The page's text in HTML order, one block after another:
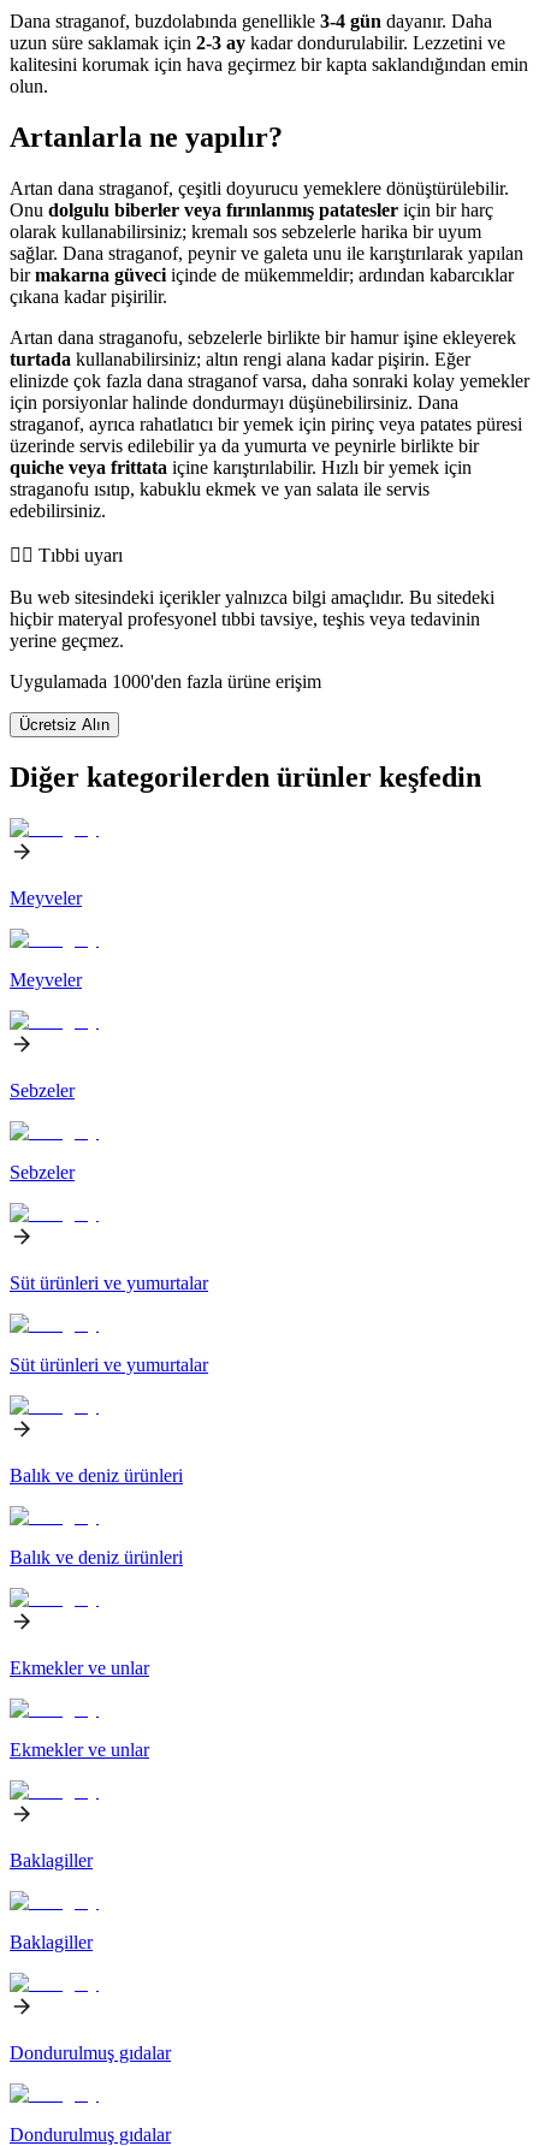
Dana straganof, buzdolabında genellikle 3-4 gün dayanır. Daha
uzun süre saklamak için 2-3 ay kadar dondurulabilir. Lezzetini ve
kalitesini korumak için hava geçirmez bir kapta saklandığından emin
olun.
Artanlarla ne yapılır?
Artan dana straganof, çeşitli doyurucu yemeklere dönüştürülebilir.
Onu dolgulu biberler veya fırınlanmış patatesler için bir harç
olarak kullanabilirsiniz; kremalı sos sebzelerle harika bir uyum
sağlar. Dana straganof, peynir ve galeta unu ile karıştırılarak yapılan
birmakarna güveci içinde de mükemmeldir; ardından kabarcıklar
çıkana kadar pişirilir.
Artan dana straganofu, sebzelerle birlikte bir hamur işine ekleyerek
turtada kullanabilirsiniz; altın rengi alana kadar pişirin. Eğer
elinizde çok fazla dana straganof varsa, daha sonraki kolay yemekler
için porsiyonlar halinde dondurmayı düşünebilirsiniz. Dana
straganof, ayrıca rahatlatıcı bir yemek için pirinç veya patates püresi
üzerinde servis edilebilir ya da yumurta ve peynirle birlikte bir
quiche veya frittata içine karıştırılabilir. Hızlı bir yemek için
straganofu ısıtıp, kabuklu ekmek ve yan salata ile servis
edebilirsiniz.
👨‍⚕️️ Tıbbi uyarı
Bu web sitesindeki içerikler yalnızca bilgi amaçlıdır. Bu sitedeki
hiçbir materyal profesyonel tıbbi tavsiye, teşhis veya tedavinin
yerine geçmez.
Uygulamada 1000'den fazla ürüne erişim
Ücretsiz Alın
Diğer kategorilerden ürünler keşfedin
Meyveler
Meyveler
Sebzeler
Sebzeler
Süt ürünleri ve yumurtalar
Süt ürünleri ve yumurtalar
Balık ve deniz ürünleri
Balık ve deniz ürünleri
Ekmekler ve unlar
Ekmekler ve unlar
Baklagiller
Baklagiller
Dondurulmuş gıdalar
Dondurulmuş gıdalar